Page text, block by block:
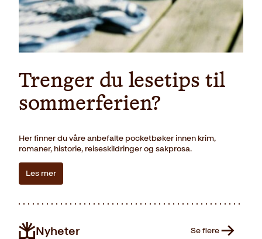
Trenger du lesetips til
sommerferien?
Her finner du våre anbefalte pocketbøker innen krim,
romaner, historie, reiseskildringer og sakprosa.
Les mer
Nyheter Se flere